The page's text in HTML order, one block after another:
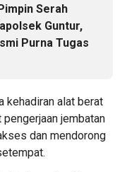
Serah
Guntur,
Purna Tugas
kehadiran alat berat
jembatan
dan mendorong